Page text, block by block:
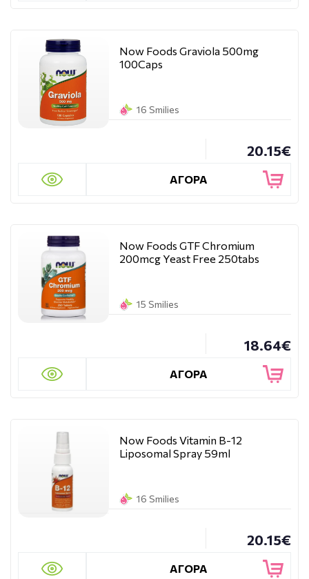
Now Foods Graviola 500mg
100Caps
16 Smilies
20.15€
ΑΓΟΡΑ
Now Foods GTF Chromium
200mcg Yeast Free 250tabs
15 Smilies
18.64€
ΑΓΟΡΑ
Now Foods Vitamin B-12
Liposomal Spray 59ml
16 Smilies
20.15€
ΑΓΟΡΑ